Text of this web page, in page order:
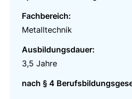
Fachbereich:
Metalltechnik
Ausbildungsdauer:
3,5 Jahre
nach § 4